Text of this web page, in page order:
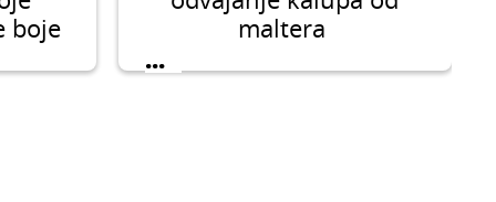
boje
maltera
...